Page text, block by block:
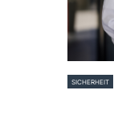
SICHERHEIT